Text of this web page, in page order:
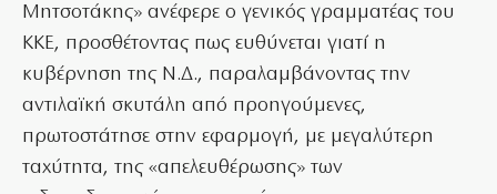
Μητσοτάκης» ανέφερε ο γενικός γραμματέας του
ΚΚΕ, προσθέτοντας πως ευθύνεται γιατί η
κυβέρνηση της Ν.Δ., παραλαμβάνοντας την
αντιλαϊκή σκυτάλη από προηγούμενες,
πρωτοστάτησε στην εφαρμογή, με μεγαλύτερη
ταχύτητα, της «απελευθέρωσης» των